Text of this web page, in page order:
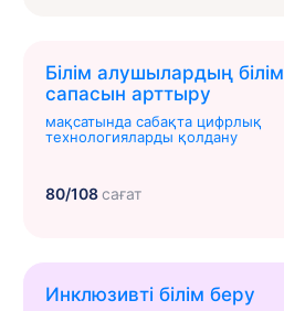
Білім алушылардың білім
сапасын арттыру
мақсатында сабақта цифрлық
технологияларды қолдану
80/108сағат
Инклюзивті білім беру